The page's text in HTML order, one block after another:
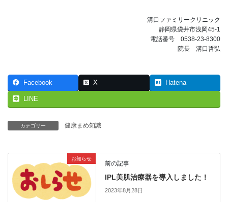
溝口ファミリークリニック
静岡県袋井市浅岡45-1
電話番号 0538-23-8300
院長 溝口哲弘
Facebook X Hatena
LINE
カテゴリー 健康まめ知識
お知らせ
前の記事
IPL美肌治療器を導入しました！
2023年8月28日